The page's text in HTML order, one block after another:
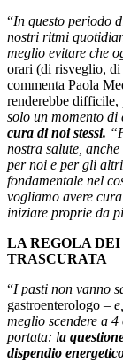
“In questo periodo
nostri ritmi
meglio evitare che
orari (di risveglio, di
commenta Paola
renderebbe difficile,
solo un momento di
cura di noi stessi.
nostra salute,
per noi e per gli
fondamentale nel
vogliamo avere
iniziare proprie da
LA REGOLA DEI
TRASCURATA
“I pasti non vanno
gastroenterologo –
meglio scendere a
portata: la
dispendio